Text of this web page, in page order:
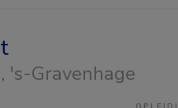
, 's-Gravenhage